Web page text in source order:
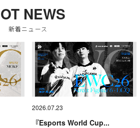
NEWS
新着ニュース
2026.07.23
『Esports World Cup...